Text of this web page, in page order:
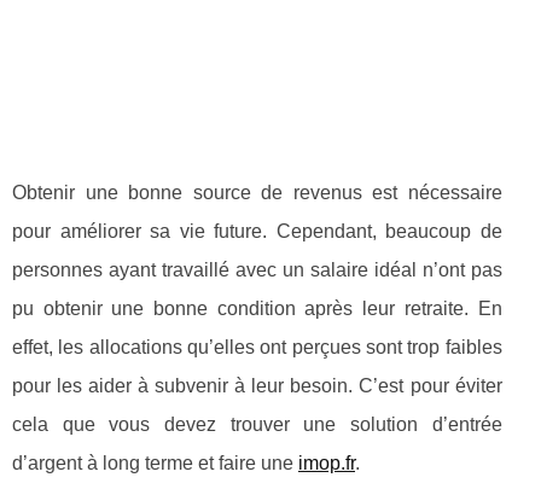
Obtenir une bonne source de revenus est nécessaire
pour améliorer sa vie future. Cependant, beaucoup de
personnes ayant travaillé avec un salaire idéal n’ont pas
pu obtenir une bonne condition après leur retraite. En
effet, les allocations qu’elles ont perçues sont trop faibles
pour les aider à subvenir à leur besoin. C’est pour éviter
cela que vous devez trouver une solution d’entrée
d’argent à long terme et faire une imop.fr.